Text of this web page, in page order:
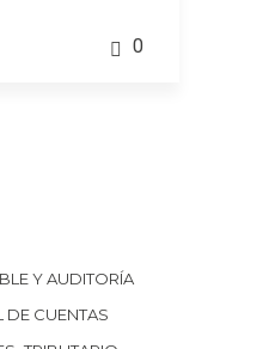
0
Y AUDITORÍA
DE CUENTAS